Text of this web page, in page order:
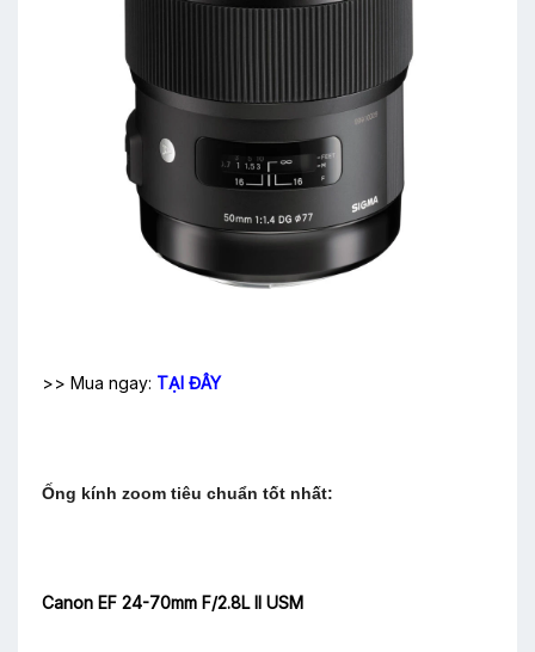
>> Mua ngay: TẠI ĐÂY
Ống kính zoom tiêu chuẩn tốt nhất:
Canon EF 24-70mm F/2.8L II USM